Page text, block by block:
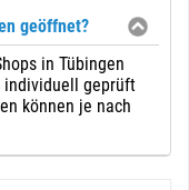
geöffnet?
in Tübingen
individuell geprüft
können je nach